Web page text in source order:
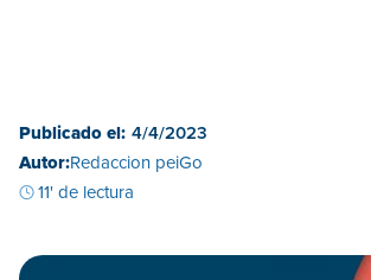
Publicado el: 4/4/2023
Autor:Redaccion peiGo
11' de lectura